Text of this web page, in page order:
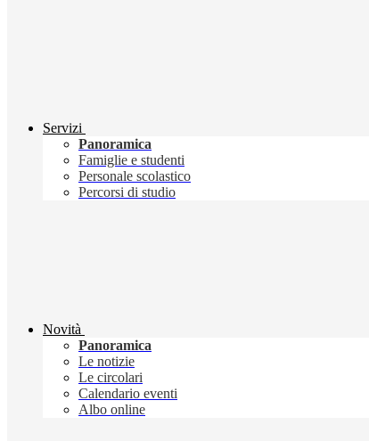
Servizi
Panoramica
Famiglie e studenti
Personale scolastico
Percorsi di studio
Novità
Panoramica
Le notizie
Le circolari
Calendario eventi
Albo online